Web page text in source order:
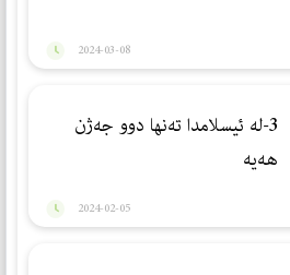
2024-03-08
3-لە ئیسلامدا تەنها دوو جەژن
هەیە
2024-02-05